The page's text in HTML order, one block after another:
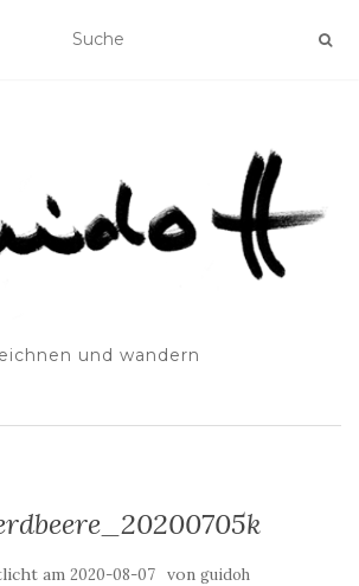
und wandern
am 2020-08-07 von guidoh